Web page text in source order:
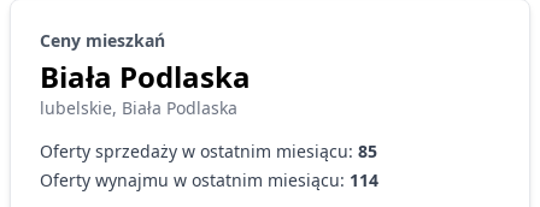
Ceny mieszkań
Biała Podlaska
lubelskie, Biała Podlaska
Oferty sprzedaży w ostatnim miesiącu: 85
Oferty wynajmu w ostatnim miesiącu: 114